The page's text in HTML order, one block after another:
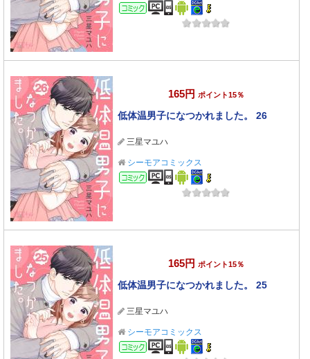
コミック
165円 ポイント15％
低体温男子になつかれました。 26
三星マユハ
シーモアコミックス
コミック
165円 ポイント15％
低体温男子になつかれました。 25
三星マユハ
シーモアコミックス
コミック